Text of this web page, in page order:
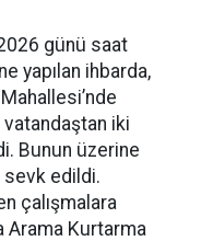
günü saat
yapılan ihbarda,
vatandaştan iki
Bunun üzerine
sevk edildi.
çalışmalara
Arama Kurtarma